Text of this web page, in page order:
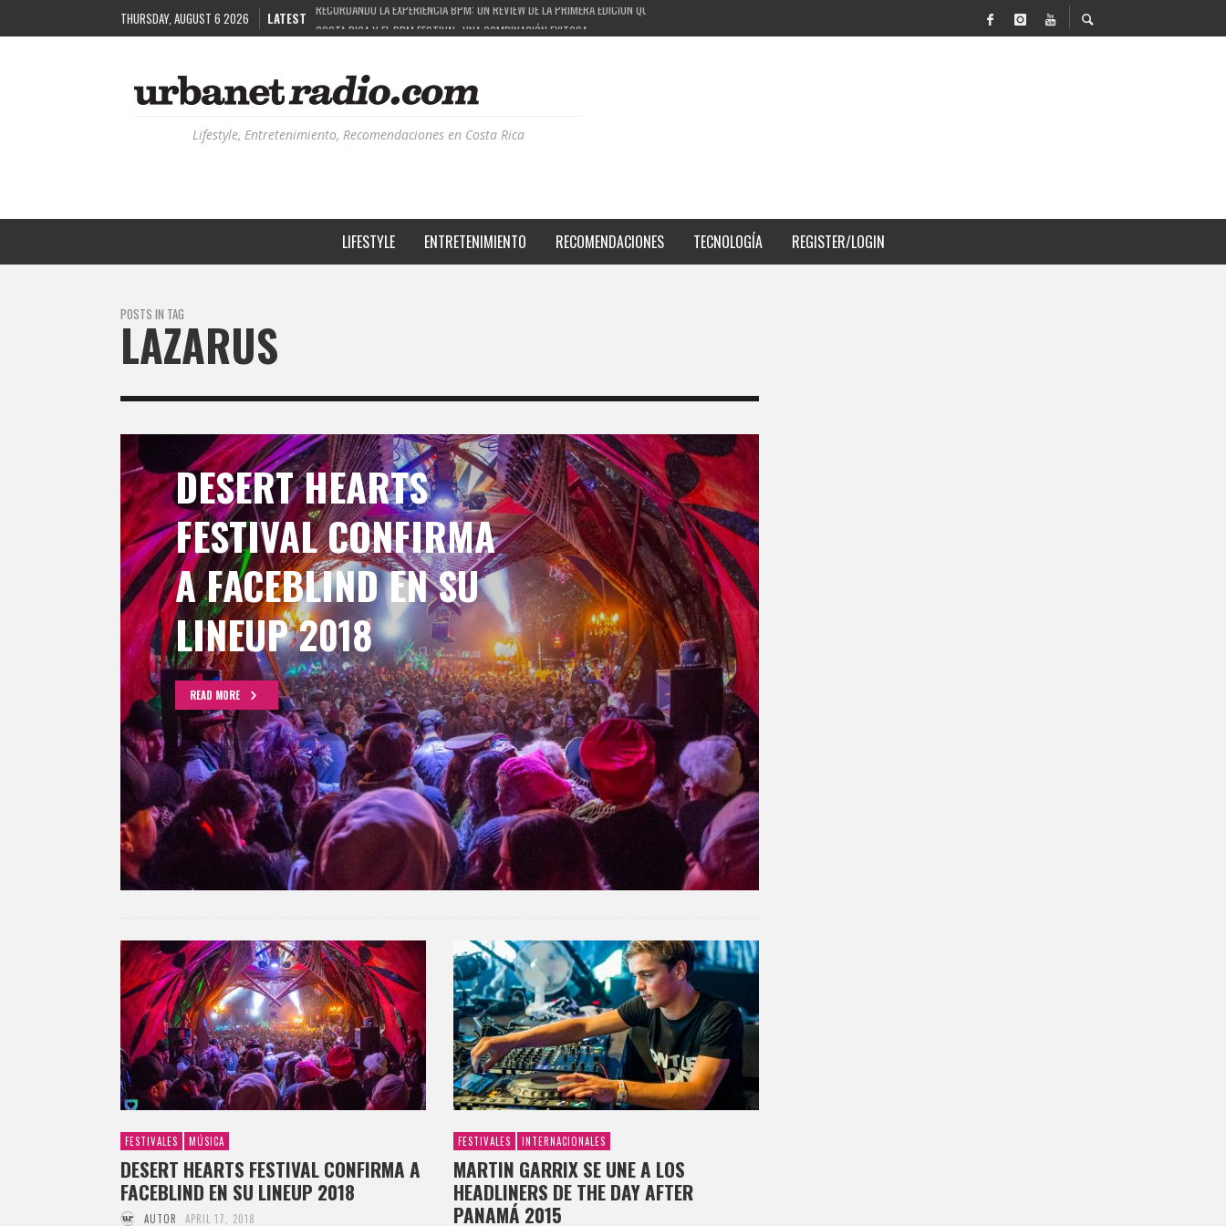
THURSDAY, AUGUST 6 2026 LATEST COSTA RICA Y EL BPM FESTIVAL: UNA COMBINACIÓN EXITOSA
RUTAS NATURBANAS: EL PROYECTO QUE ESTÁ TRANSFORMANDO LA CALIDAD DE VIDA DEL TRANSEÚNTE TICO CON MOVILIDAD Y PAISAJISMO
RECORDANDO LA EXPERIENCIA BPM: UN REVIEW DE LA PRIMERA EDICIÓN QUE TRAJO EL TALENTO DE MÁS DE 100 DJS A COSTA RICA
Lifestyle, Entretenimiento, Recomendaciones en Costa Rica
LIFESTYLE ENTRETENIMIENTO RECOMENDACIONES TECNOLOGÍA REGISTER/LOGIN
POSTS IN TAG
LAZARUS
DESERT HEARTS
FESTIVAL CONFIRMA
A FACEBLIND EN SU
LINEUP 2018
READ MORE
FESTIVALES MÚSICA
DESERT HEARTS FESTIVAL CONFIRMA A
FACEBLIND EN SU LINEUP 2018
AUTOR APRIL 17, 2018
FESTIVALES INTERNACIONALES
MARTIN GARRIX SE UNE A LOS
HEADLINERS DE THE DAY AFTER
PANAMÁ 2015